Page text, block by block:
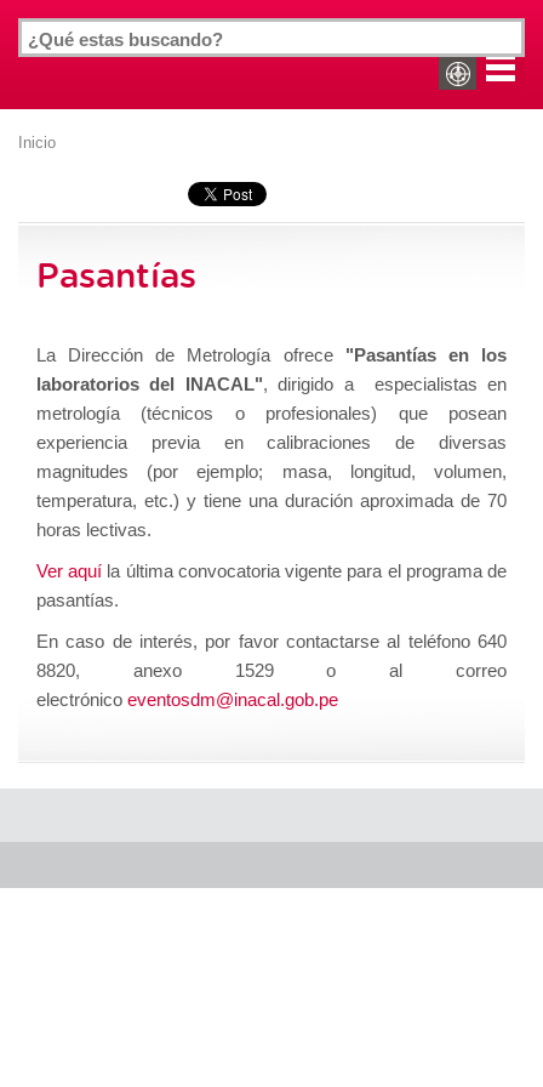
Inicio
Pasantías
La Dirección de Metrología ofrece "Pasantías en los
laboratorios del INACAL", dirigido a especialistas en
metrología (técnicos o profesionales) que posean
experiencia previa en calibraciones de diversas
magnitudes (por ejemplo; masa, longitud, volumen,
temperatura, etc.) y tiene una duración aproximada de 70
horas lectivas.
Ver aquí la última convocatoria vigente para el programa de
pasantías.
En caso de interés, por favor contactarse al teléfono 640
8820, anexo 1529 o al correo
electrónico eventosdm@inacal.gob.pe